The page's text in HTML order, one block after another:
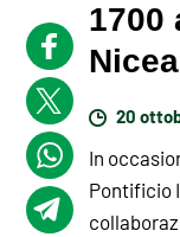
1700
20
In
Pontificio